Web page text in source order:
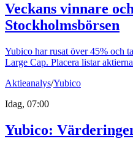
Veckans vinnare
Stockholmsbörsen
Yubico har rusat över 45% och
Large Cap. Placera listar
Aktieanalys/Yubico
Idag, 07:00
Yubico: